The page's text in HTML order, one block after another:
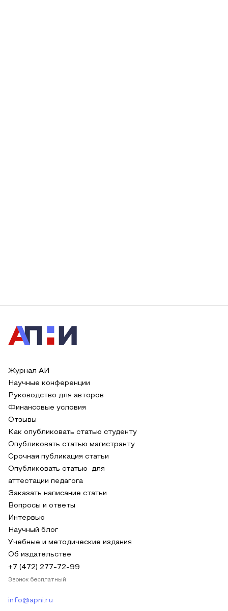
Журнал АИ
Научные конференции
Руководство для авторов
Финансовые условия
Отзывы
Как опубликовать статью студенту
Опубликовать статью магистранту
Срочная публикация статьи
Опубликовать статью для
аттестации педагога
Заказать написание статьи
Вопросы и ответы
Интервью
Научный блог
Учебные и методические издания
Об издательстве
+7 (472) 277-72-99
Звонок бесплатный
info@apni.ru